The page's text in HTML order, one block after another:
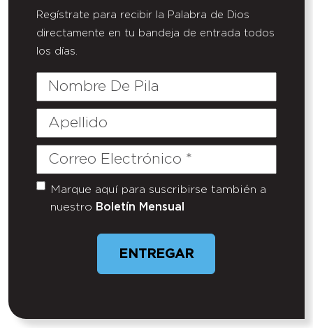
Regístrate para recibir la Palabra de Dios
directamente en tu bandeja de entrada todos
los días.
Nombre
Pila
Apellido
Correo
Untitled
Marque aquí para suscribirse también a
nuestro Boletín Mensual
ENTREGAR